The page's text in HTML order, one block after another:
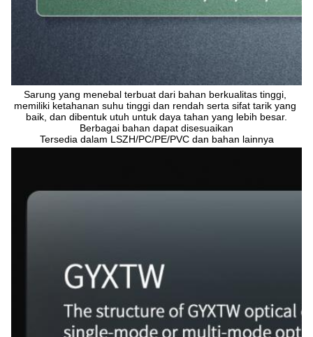
Sarung yang menebal terbuat dari bahan berkualitas tinggi,
memiliki ketahanan suhu tinggi dan rendah serta sifat tarik yang
baik, dan dibentuk utuh untuk daya tahan yang lebih besar.
Berbagai bahan dapat disesuaikan
Tersedia dalam LSZH/PC/PE/PVC dan bahan lainnya